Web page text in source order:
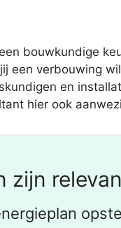
bouwkundige
een verbouwing
en
hier ook
zijn